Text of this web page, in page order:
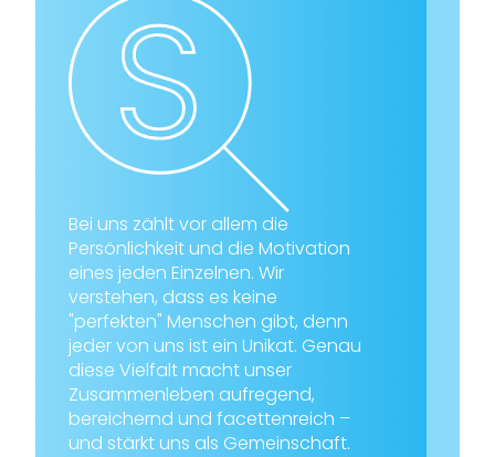
Bei uns zählt vor allem die
Persönlichkeit und die Motivation
eines jeden Einzelnen. Wir
verstehen, dass es keine
"perfekten" Menschen gibt, denn
jeder von uns ist ein Unikat. Genau
diese Vielfalt macht unser
Zusammenleben aufregend,
bereichernd und facettenreich –
und stärkt uns als Gemeinschaft.